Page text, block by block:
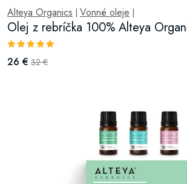
Alteya Organics Vonné oleje
Olej z rebríčka 100% Alteya
26 € 32 €